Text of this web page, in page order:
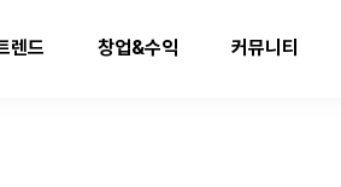
렌드 창업&수익 커뮤니티